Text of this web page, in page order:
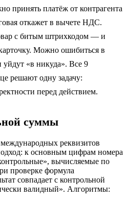
принять платёж от контрагента
откажет в вычете НДС.
с битым штрихкодом — и
Можно ошибиться в
«в никуда». Все 9
решают одну задачу:
перед действием.
суммы
реквизитов
к основным цифрам номера
вычисляемые по
проверке формула
совпадает с контрольной
валидный». Алгоритмы: